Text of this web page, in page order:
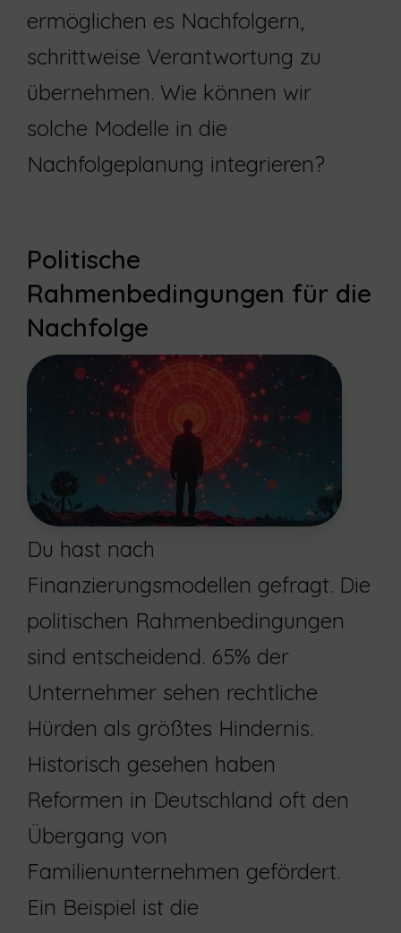
ermöglichen es Nachfolgern,
schrittweise Verantwortung zu
übernehmen. Wie können wir
solche Modelle in die
Nachfolgeplanung integrieren?
Politische
Rahmenbedingungen für die
Nachfolge
Du hast nach
Finanzierungsmodellen gefragt. Die
politischen Rahmenbedingungen
sind entscheidend. 65% der
Unternehmer sehen rechtliche
Hürden als größtes Hindernis.
Historisch gesehen haben
Reformen in Deutschland oft den
Übergang von
Familienunternehmen gefördert.
Ein Beispiel ist die